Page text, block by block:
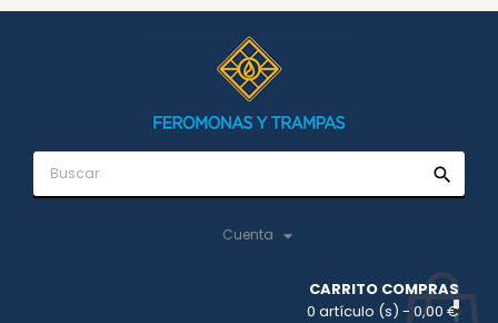
search
Cuenta 
CARRITO COMPRAS
0 artículo (s) - 0,00 €